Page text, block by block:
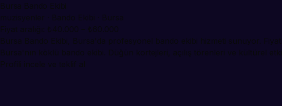
Bursa Bando Ekibi
muzisyenler · Bando Ekibi · Bursa
Fiyat aralığı: ₺40.000 – ₺60.000
Bursa Bando Ekibi, Bursa'da profesyonel bando ekibi hizmeti sunuyor.
Bursa'nın köklü bando ekibi. Düğün kortejleri, açılış törenleri ve kültürel
Profili incele ve teklif al